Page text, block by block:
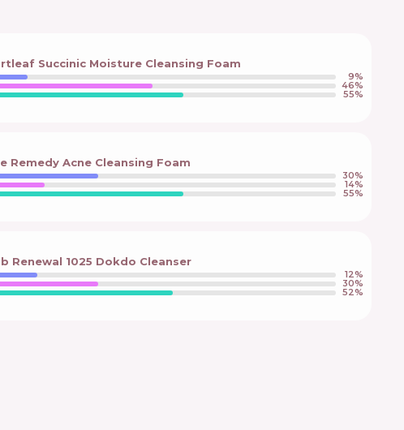
Succinic Moisture Cleansing Foam
9%
46%
55%
Remedy Acne Cleansing Foam
30%
14%
55%
Renewal 1025 Dokdo Cleanser
12%
30%
52%